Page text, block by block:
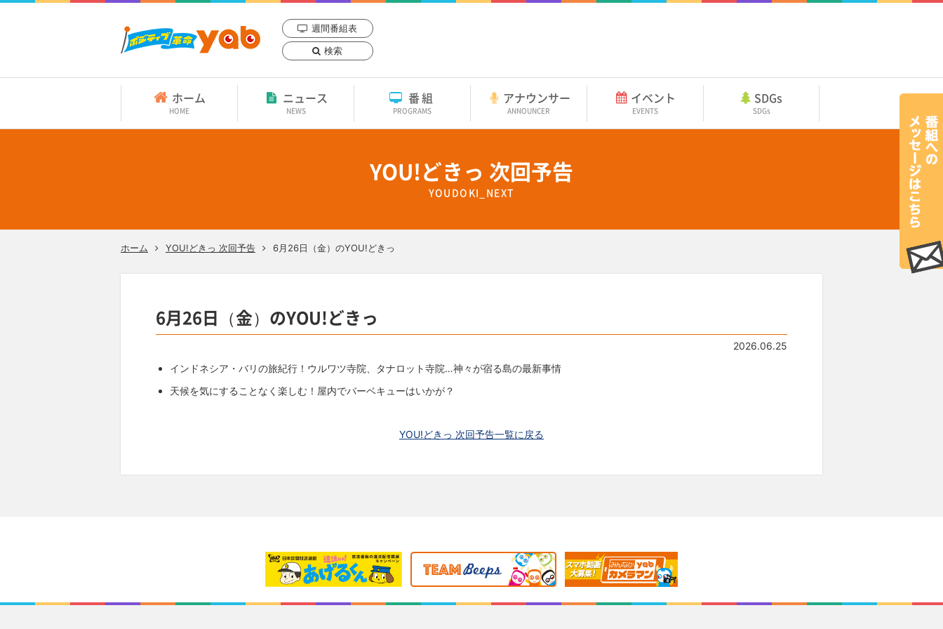
週間番組表
検索
ホーム
HOME
ニュース
NEWS
番組
PROGRAMS
アナウンサー
ANNOUNCER
イベント
EVENTS
SDGs
SDGs
YOU!どきっ 次回予告
YOUDOKI_NEXT
ホーム YOU!どきっ 次回予告 6月26日（金）のYOU!どきっ
6月26日（金）のYOU!どきっ
2026.06.25
インドネシア・バリの旅紀行！ウルワツ寺院、タナロット寺院…神々が宿る島の最新事情
天候を気にすることなく楽しむ！屋内でバーベキューはいかが？
YOU!どきっ 次回予告一覧に戻る